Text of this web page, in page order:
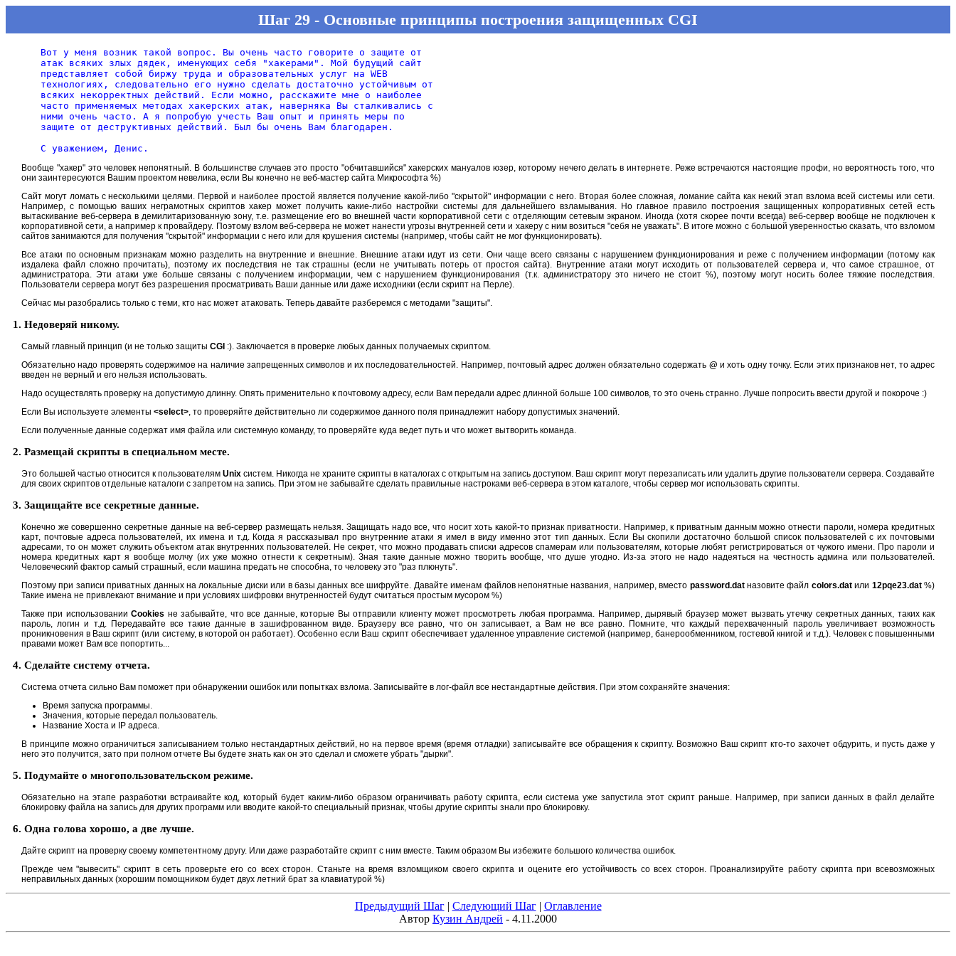
Шаг 29 - Основные принципы построения защищенных CGI
Вот у меня возник такой вопрос. Вы очень часто говорите о защите от
атак всяких злых дядек, именующих себя "хакерами". Мой будущий сайт
представляет собой биржу труда и образовательных услуг на WEB
технологиях, следовательно его нужно сделать достаточно устойчивым от
всяких некорректных действий. Если можно, расскажите мне о наиболее
часто применяемых методах хакерских атак, наверняка Вы сталкивались с
ними очень часто. А я попробую учесть Ваш опыт и принять меры по
защите от деструктивных действий. Был бы очень Вам благодарен.
Вообще "хакер" это человек непонятный. В большинстве случаев это просто "обчитавшийся" хакерских мануалов юзер, которому нечего делать в интернете. Реже встречаются настоящие профи, но вероятность того, что
они заинтересуются Вашим проектом невелика, если Вы конечно не веб-мастер сайта Микрософта %)
Сайт могут ломать с несколькими целями. Первой и наиболее простой является получение какой-либо "скрытой" информации с него. Вторая более сложная, ломание сайта как некий этап взлома всей системы или сети.
Например, с помощью ваших неграмотных скриптов хакер может получить какие-либо настройки системы для дальнейшего взламывания. Но главное правило построения защищенных копроративных сетей есть
вытаскивание веб-сервера в демилитаризованную зону, т.е. размещение его во внешней части корпоративной сети с отделяющим сетевым экраном. Иногда (хотя скорее почти всегда) веб-сервер вообще не подключен к
корпоративной сети, а например к провайдеру. Поэтому взлом веб-сервера не может нанести угрозы внутренней сети и хакеру с ним возиться "себя не уважать". В итоге можно с большой уверенностью сказать, что взломом
сайтов занимаются для получения "скрытой" информации с него или для крушения системы (например, чтобы сайт не мог функционировать).
Все атаки по основным признакам можно разделить на внутренние и внешние. Внешние атаки идут из сети. Они чаще всего связаны с нарушением функционирования и реже с получением информации (потому как
издалека файл сложно прочитать), поэтому их последствия не так страшны (если не учитывать потерь от простоя сайта). Внутренние атаки могут исходить от пользователей сервера и, что самое страшное, от
администратора. Эти атаки уже больше связаны с получением информации, чем с нарушением функционирования (т.к. администратору это ничего не стоит %), поэтому могут носить более тяжкие последствия.
Пользователи сервера могут без разрешения просматривать Ваши данные или даже исходники (если скрипт на Перле).
Сейчас мы разобрались только с теми, кто нас может атаковать. Теперь давайте разберемся с методами "защиты".
1. Недоверяй никому.
Самый главный принцип (и не только защиты CGI :). Заключается в проверке любых данных получаемых скриптом.
Обязательно надо проверять содержимое на наличие запрещенных символов и их последовательностей. Например, почтовый адрес должен обязательно содержать @ и хоть одну точку. Если этих признаков нет, то адрес
введен не верный и его нельзя использовать.
Надо осуществлять проверку на допустимую длинну. Опять применительно к почтовому адресу, если Вам передали адрес длинной больше 100 символов, то это очень странно. Лучше попросить ввести другой и покороче :)
Если Вы используете элементы <select> , то проверяйте действительно ли содержимое данного поля принадлежит набору допустимых значений.
Если полученные данные содержат имя файла или системную команду, то проверяйте куда ведет путь и что может вытворить команда.
2. Размещай скрипты в специальном месте.
Это большей частью относится к пользователям Unix систем. Никогда не храните скрипты в каталогах с открытым на запись доступом. Ваш скрипт могут перезаписать или удалить другие пользователи сервера. Создавайте
для своих скриптов отдельные каталоги с запретом на запись. При этом не забывайте сделать правильные настроками веб-сервера в этом каталоге, чтобы сервер мог использовать скрипты.
3. Защищайте все секретные данные.
Конечно же совершенно секретные данные на веб-сервер размещать нельзя. Защищать надо все, что носит хоть какой-то признак приватности. Например, к приватным данным можно отнести пароли, номера кредитных
карт, почтовые адреса пользователей, их имена и т.д. Когда я рассказывал про внутренние атаки я имел в виду именно этот тип данных. Если Вы скопили достаточно большой список пользователей с их почтовыми
адресами, то он может служить объектом атак внутренних пользователей. Не секрет, что можно продавать списки адресов спамерам или пользователям, которые любят регистрироваться от чужого имени. Про пароли и
номера кредитных карт я вообще молчу (их уже можно отнести к секретным). Зная такие данные можно творить вообще, что душе угодно. Из-за этого не надо надеяться на честность админа или пользователей.
Человеческий фактор самый страшный, если машина предать не способна, то человеку это "раз плюнуть".
Поэтому при записи приватных данных на локальные диски или в базы данных все шифруйте. Давайте именам файлов непонятные названия, например, вместо password.datназовите файл colors.datили 12pqe23.dat%)
Такие имена не привлекают внимание и при условиях шифровки внутренностей будут считаться простым мусором %)
Также при использованииCookies не забывайте, что все данные, которые Вы отправили клиенту может просмотреть любая программа. Например, дырявый браузер может вызвать утечку секретных данных, таких как
пароль, логин и т.д. Передавайте все такие данные в зашифрованном виде. Браузеру все равно, что он записывает, а Вам не все равно. Помните, что каждый перехваченный пароль увеличивает возможность
проникновения в Ваш скрипт (или систему, в которой он работает). Особенно если Ваш скрипт обеспечивает удаленное управление системой (например, банерообменником, гостевой книгой и т.д.). Человек с повышенными
правами может Вам все попортить...
4. Сделайте систему отчета.
Система отчета сильно Вам поможет при обнаружении ошибок или попытках взлома. Записывайте в лог-файл все нестандартные действия. При этом сохраняйте значения:
Время запуска программы.
Значения, которые передал пользователь.
Название Хоста и IP адреса.
В принципе можно ограничиться записыванием только нестандартных действий, но на первое время (время отладки) записывайте все обращения к скрипту. Возможно Ваш скрипт кто-то захочет обдурить, и пусть даже у
него это получится, зато при полном отчете Вы будете знать как он это сделал и сможете убрать "дырки".
5. Подумайте о многопользовательском режиме.
Обязательно на этапе разработки встраивайте код, который будет каким-либо образом ограничивать работу скрипта, если система уже запустила этот скрипт раньше. Например, при записи данных в файл делайте
блокировку файла на запись для других программ или вводите какой-то специальный признак, чтобы другие скрипты знали про блокировку.
6. Одна голова хорошо, а две лучше.
Дайте скрипт на проверку своему компетентному другу. Или даже разработайте скрипт с ним вместе. Таким образом Вы избежите большого количества ошибок.
Прежде чем "вывесить" скрипт в сеть проверьте его со всех сторон. Станьте на время взломщиком своего скрипта и оцените его устойчивость со всех сторон. Проанализируйте работу скрипта при всевозможных
неправильных данных (хорошим помощником будет двух летний брат за клавиатурой %)
Предыдущий Шаг| Следующий Шаг| Оглавление
Автор Кузин Андрей - 4.11.2000